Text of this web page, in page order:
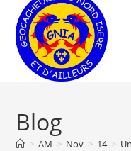
Blog
> AM > Nov > 14 >